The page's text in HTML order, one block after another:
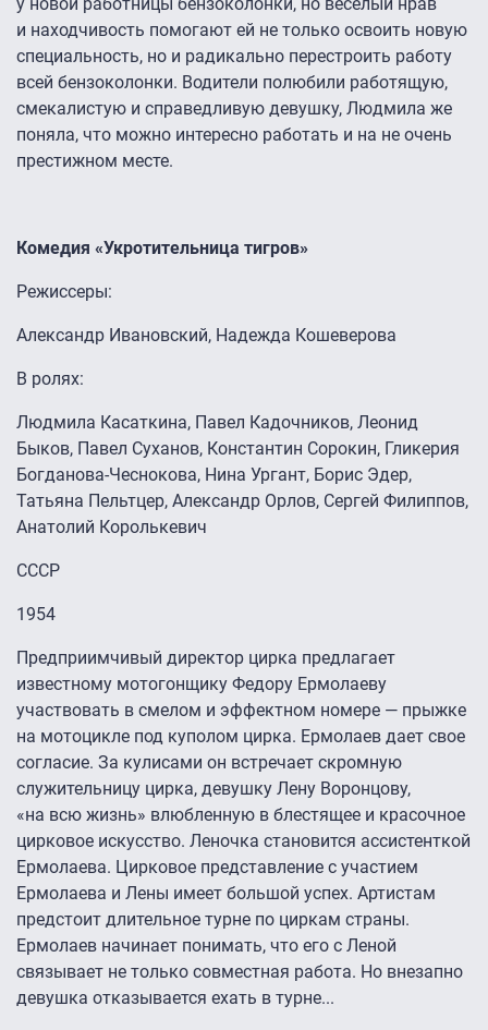
у новой работницы бензоколонки, но веселый нрав
и находчивость помогают ей не только освоить новую
специальность, но и радикально перестроить работу
всей бензоколонки. Водители полюбили работящую,
смекалистую и справедливую девушку, Людмила же
поняла, что можно интересно работать и на не очень
престижном месте.
Комедия «Укротительница тигров»
Режиссеры:
Александр Ивановский, Надежда Кошеверова
В ролях:
Людмила Касаткина, Павел Кадочников, Леонид
Быков, Павел Суханов, Константин Сорокин, Гликерия
Богданова-Чеснокова, Нина Ургант, Борис Эдер,
Татьяна Пельтцер, Александр Орлов, Сергей Филиппов,
Анатолий Королькевич
СССР
1954
Предприимчивый директор цирка предлагает
известному мотогонщику Федору Ермолаеву
участвовать в смелом и эффектном номере — прыжке
на мотоцикле под куполом цирка. Ермолаев дает свое
согласие. За кулисами он встречает скромную
служительницу цирка, девушку Лену Воронцову,
«на всю жизнь» влюбленную в блестящее и красочное
цирковое искусство. Леночка становится ассистенткой
Ермолаева. Цирковое представление с участием
Ермолаева и Лены имеет большой успех. Артистам
предстоит длительное турне по циркам страны.
Ермолаев начинает понимать, что его с Леной
связывает не только совместная работа. Но внезапно
девушка отказывается ехать в турне...